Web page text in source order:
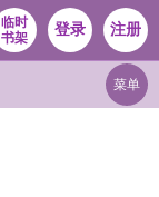
临时
书架
登录 注册
菜单